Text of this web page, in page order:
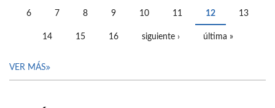
6 7 8 9 10 11 12 13
14 15 16 siguiente › última »
VER MÁS